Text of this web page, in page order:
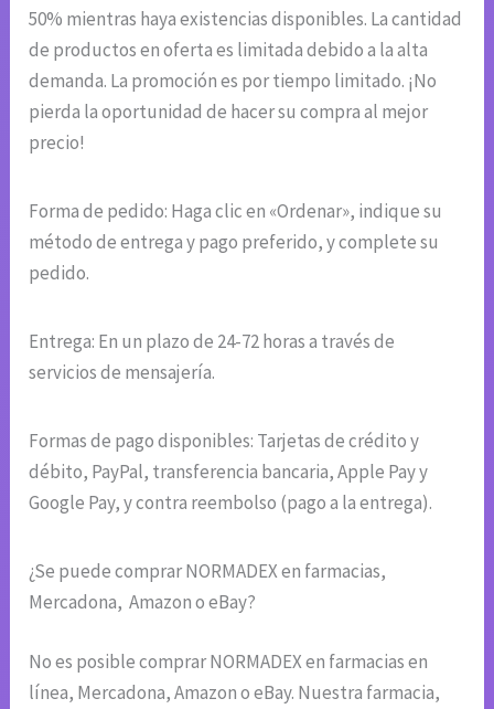
50% mientras haya existencias disponibles. La cantidad
de productos en oferta es limitada debido a la alta
demanda. La promoción es por tiempo limitado. ¡No
pierda la oportunidad de hacer su compra al mejor
precio!
Forma de pedido: Haga clic en «Ordenar», indique su
método de entrega y pago preferido, y complete su
pedido.
Entrega: En un plazo de 24-72 horas a través de
servicios de mensajería.
Formas de pago disponibles: Tarjetas de crédito y
débito, PayPal, transferencia bancaria, Apple Pay y
Google Pay, y contra reembolso (pago a la entrega).
¿Se puede comprar NORMADEX en farmacias,
Mercadona, Amazon o eBay?
No es posible comprar NORMADEX en farmacias en
línea, Mercadona, Amazon o eBay. Nuestra farmacia,